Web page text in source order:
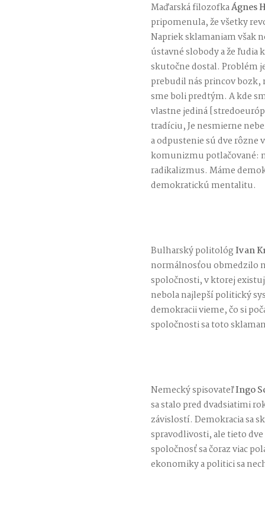
Maďarská filozofkaÁgnes
pripomenula, že všetky
Napriek sklamaniam však
ústavné slobody a že ľudia
skutočne dostal. Problém
prebudil nás princov bozk,
sme boli predtým. A kde
vlastne jediná
tradíciu, Je nesmierne
a odpustenie sú dve rôzne
komunizmu potlačované:
radikalizmus. Máme
demokratickú mentalitu.
Bulharský politológIvan
normálnosťou obmedzilo
spoločnosti, v ktorej
nebola najlepší politický
demokracii vieme, čo si
spoločnosti sa toto
Nemecký spisovateľIngo
sa stalo pred dvadsiatimi
závislostí. Demokracia sa
spravodlivosti, ale tieto
spoločnosť sa čoraz viac
ekonomiky a politici sa